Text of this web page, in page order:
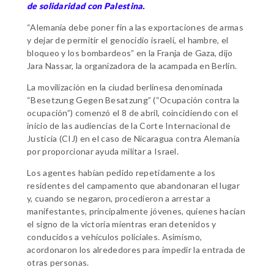
de solidaridad con Palestina.
“Alemania debe poner fin a las exportaciones de armas
y dejar de permitir el genocidio israelí, el hambre, el
bloqueo y los bombardeos” en la Franja de Gaza, dijo
Jara Nassar, la organizadora de la acampada en Berlín.
La movilización en la ciudad berlinesa denominada
“Besetzung Gegen Besatzung” (“Ocupación contra la
ocupación”) comenzó el 8 de abril, coincidiendo con el
inicio de las audiencias de la Corte Internacional de
Justicia (CIJ) en el caso de Nicaragua contra Alemania
por proporcionar ayuda militar a Israel.
Los agentes habían pedido repetidamente a los
residentes del campamento que abandonaran el lugar
y, cuando se negaron, procedieron a arrestar a
manifestantes, principalmente jóvenes, quienes hacían
el signo de la victoria mientras eran detenidos y
conducidos a vehículos policiales. Asimismo,
acordonaron los alrededores para impedir la entrada de
otras personas.